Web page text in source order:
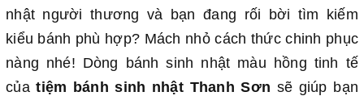
nhật người thương và bạn đang rối bời tìm kiếm
kiểu bánh phù hợp? Mách nhỏ cách thức chinh phục
nàng nhé! Dòng bánh sinh nhật màu hồng tinh tế
củatiệm bánh sinh nhật Thanh Sơn sẽ giúp bạn